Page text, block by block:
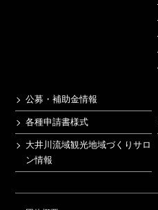
公募・補助金情報
各種申請書様式
大井川流域観光地域づくりサロ
ン情報